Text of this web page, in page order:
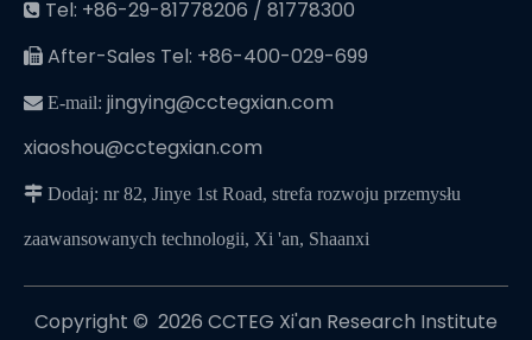
 Tel: +86-29-81778206 / 81778300
 After-Sales Tel: +86-400-029-699
 E-mail: jingying@cctegxian.com
xiaoshou@cctegxian.com
 Dodaj: nr 82, Jinye 1st Road, strefa rozwoju przemysłu
zaawansowanych technologii, Xi 'an, Shaanxi
Copyright © ️ 2026 CCTEG Xi'an Research Institute